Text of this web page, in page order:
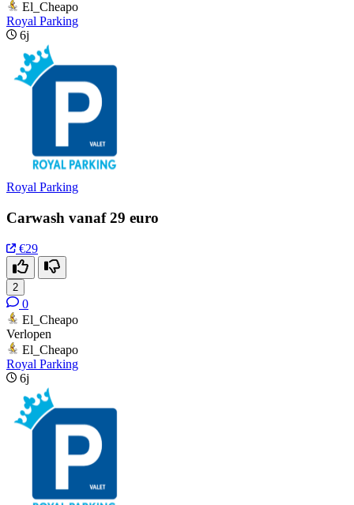
El_Cheapo
Royal Parking
6j
Royal Parking
Carwash vanaf 29 euro
€29
2
0
El_Cheapo
Verlopen
El_Cheapo
Royal Parking
6j